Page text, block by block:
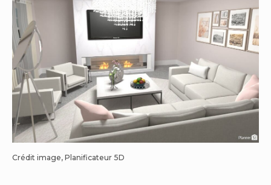
Crédit image, Planificateur 5D